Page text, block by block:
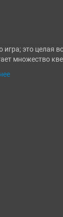
игра; это целая
множество